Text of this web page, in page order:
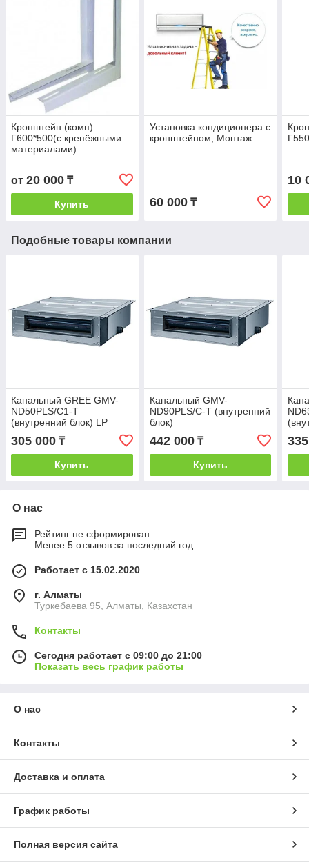
Кронштейн (комп)
Г600*500(с крепёжными
материалами)
от 20 000 ₸
Купить
Установка кондиционера с
кронштейном, Монтаж
60 000₸
10
Подобные товары компании
Канальный GREE GMV-
ND50PLS/C1-T
(внутренний блок) LP
305 000 ₸
Купить
Канальный GMV-
ND90PLS/C-T (внутренний
блок)
442 000₸
Купить
О нас
Рейтинг не сформирован
Менее 5 отзывов за последний год
Работает с 15.02.2020
г. Алматы
Туркебаева 95, Алматы, Казахстан
Контакты
Сегодня работает с 09:00 до 21:00
Показать весь график работы
О нас
Контакты
Доставка и оплата
График работы
Полная версия сайта